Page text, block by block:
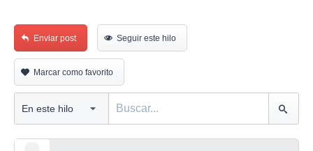
Enviar post Seguir este hilo
Marcar como favorito